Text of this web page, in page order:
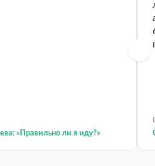
«Правильно ли я иду?»